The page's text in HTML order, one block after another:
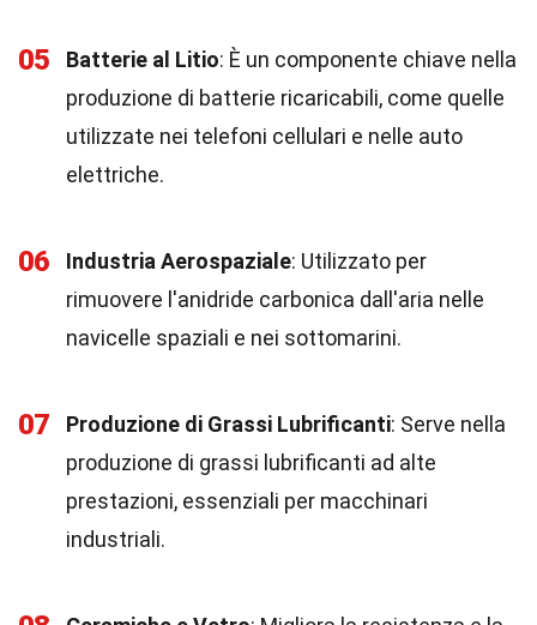
05 Batterie al Litio: È un componente chiave nella
produzione di batterie ricaricabili, come quelle
utilizzate nei telefoni cellulari e nelle auto
elettriche.
06 Industria Aerospaziale: Utilizzato per
rimuovere l'anidride carbonica dall'aria nelle
navicelle spaziali e nei sottomarini.
07 Produzione di Grassi Lubrificanti: Serve nella
produzione di grassi lubrificanti ad alte
prestazioni, essenziali per macchinari
industriali.